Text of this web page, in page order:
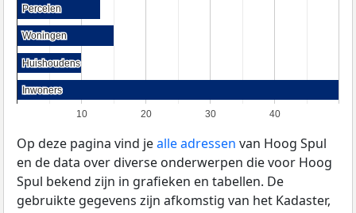
10 20 30 40
Percelen
Percelen
Woningen
Woningen
Huishoudens
Huishoudens
Inwoners
Inwoners
Op deze pagina vind jealle adressen van Hoog Spul
en de data over diverse onderwerpen die voor Hoog
Spul bekend zijn in grafieken en tabellen. De
gebruikte gegevens zijn afkomstig van het Kadaster,